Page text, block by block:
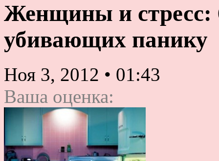
Женщины и стресс:
убивающих панику
Ноя 3, 2012 • 01:43
Ваша оценка: